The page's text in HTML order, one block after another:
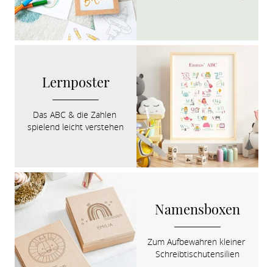
Lernposter
Das ABC & die Zahlen
spielend leicht verstehen
Namensboxen
Zum Aufbewahren kleiner
Schreib­tisch­utensilien